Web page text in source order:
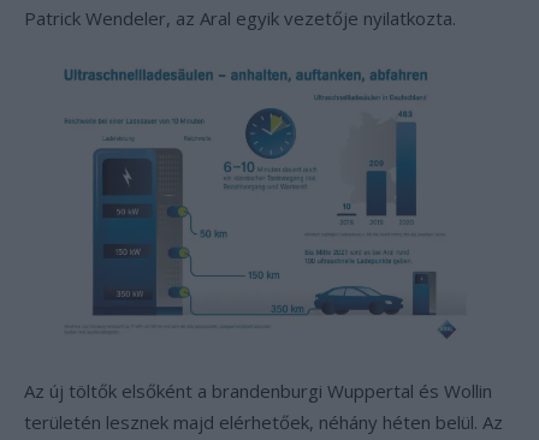
Patrick Wendeler, az Aral egyik vezetője nyilatkozta.
Az új töltők elsőként a brandenburgi Wuppertal és Wollin
területén lesznek majd elérhetőek, néhány héten belül. Az